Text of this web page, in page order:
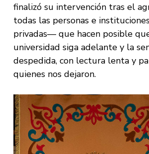
finalizó su intervención tras el
todas las personas e
privadas— que hacen posible
universidad siga adelante y la
despedida, con lectura lenta y
quienes nos dejaron.